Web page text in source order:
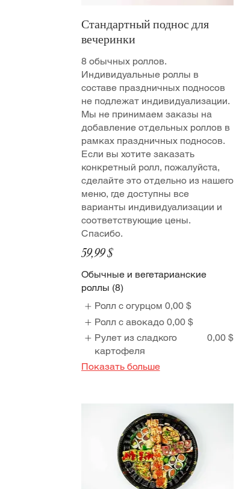
Стандартный поднос для
вечеринки
8 обычных роллов.
Индивидуальные роллы в
составе праздничных подносов
не подлежат индивидуализации.
Мы не принимаем заказы на
добавление отдельных роллов в
рамках праздничных подносов.
Если вы хотите заказать
конкретный ролл, пожалуйста,
сделайте это отдельно из нашего
меню, где доступны все
варианты индивидуализации и
соответствующие цены.
Спасибо.
59,99 $
Обычные и вегетарианские
роллы (8)
Ролл с огурцом 0,00 $
Ролл с авокадо 0,00 $
Рулет из сладкого
картофеля
0,00 $
Показать больше